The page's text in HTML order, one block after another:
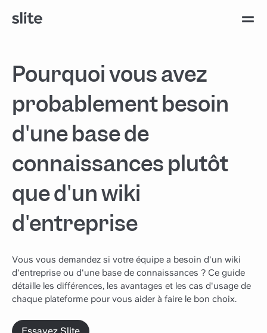
Pourquoi vous avez
probablement besoin
d'une base de
connaissances plutôt
que d'un wiki
d'entreprise
Vous vous demandez si votre équipe a besoin d'un wiki
d'entreprise ou d'une base de connaissances ? Ce guide
détaille les différences, les avantages et les cas d'usage de
chaque plateforme pour vous aider à faire le bon choix.